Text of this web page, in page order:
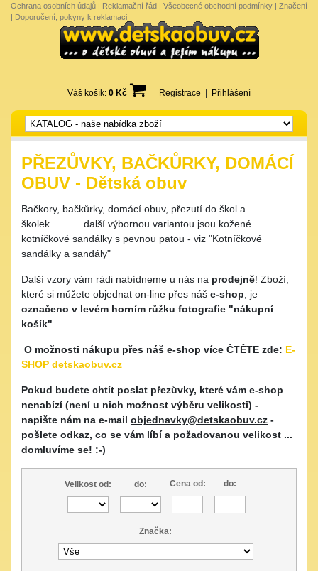
Ochrana osobních údajů | Reklamační řád | Všeobecné obchodní podmínky | Značení
| Doporučení, pokyny k reklamaci
Váš košík: 0 Kč Registrace Přihlášení
PŘEZŮVKY, BAČKŮRKY, DOMÁCÍ
OBUV - Dětská obuv
Bačkory, bačkůrky, domácí obuv, přezutí do škol a
školek............další výbornou variantou jsou kožené
kotníčkové sandálky s pevnou patou - viz "Kotníčkové
sandálky a sandály"
Další vzory vám rádi nabídneme u nás na prodejně! Zboží,
které si můžete objednat on-line přes náš e-shop , je
označeno v levém horním růžku fotografie "nákupní
košík"
O možnosti nákupu přes náš e-shop více ČTĚTE zde: E-
SHOP detskaobuv.cz
Pokud budete chtít poslat přezůvky, které vám e-shop
nenabízí (není u nich možnost výběru velikosti) -
napište nám na e-mail objednavky@detskaobuv.cz -
pošlete odkaz, co se vám líbí a požadovanou velikost ...
domluvíme se! :-)
Velikost od: do: Cena od: do:
Značka: